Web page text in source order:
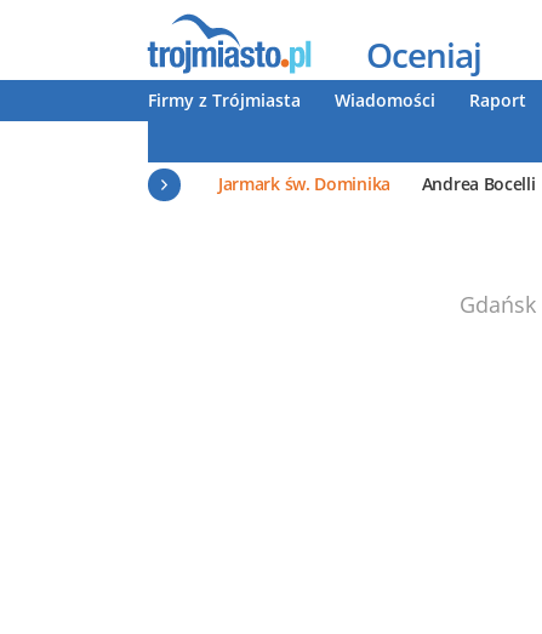
Oceniaj
Firmy z Trójmiasta Wiadomości Raport
Jarmark św. Dominika
Andrea Bocelli
Gdańsk